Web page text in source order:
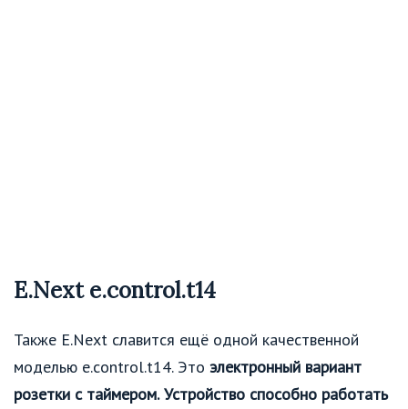
E.Next e.control.t14
Также E.Next славится ещё одной качественной
моделью e.control.t14. Это электронный вариант
розетки с таймером. Устройство способно работать